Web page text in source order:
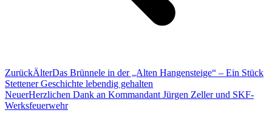
ZurückÄlterDas Brünnele in der „Alten Hangensteige“ – Ein Stück
Stettener Geschichte lebendig gehalten
NeuerHerzlichen Dank an Kommandant Jürgen Zeller und SKF-
Werksfeuerwehr